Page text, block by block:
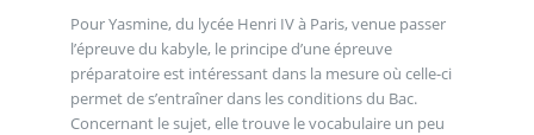
Pour Yasmine, du lycée Henri IV à Paris, venue passer
l’épreuve du kabyle, le principe d’une épreuve
préparatoire est intéressant dans la mesure où celle-ci
permet de s’entraîner dans les conditions du Bac.
Concernant le sujet, elle trouve le vocabulaire un peu